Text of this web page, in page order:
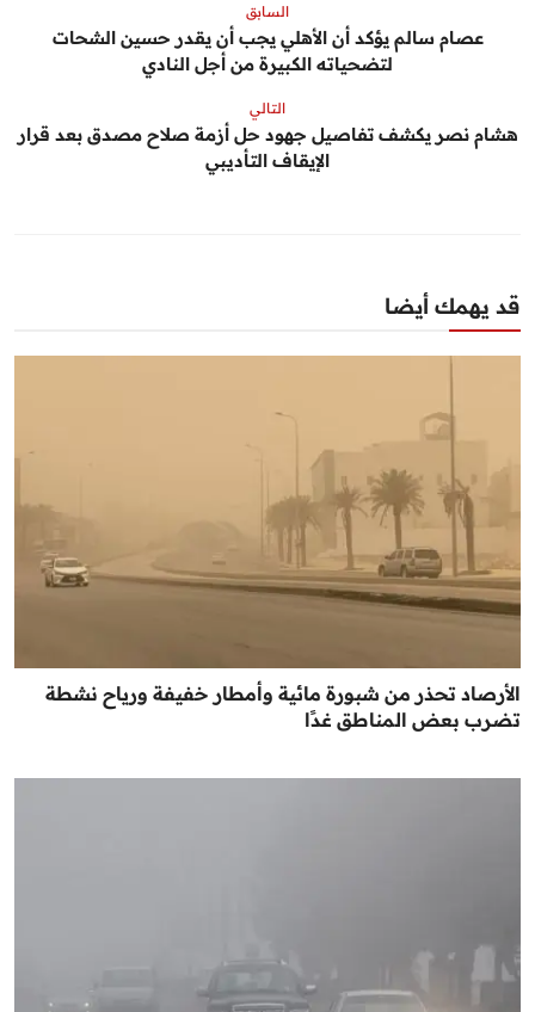
السابق
عصام سالم يؤكد أن الأهلي يجب أن يقدر حسين الشحات
لتضحياته الكبيرة من أجل النادي
التالي
هشام نصر يكشف تفاصيل جهود حل أزمة صلاح مصدق بعد قرار
الإيقاف التأديبي
قد يهمك أيضا
الأرصاد تحذر من شبورة مائية وأمطار خفيفة ورياح نشطة
تضرب بعض المناطق غدًا